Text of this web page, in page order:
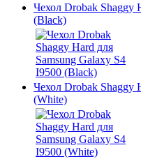
Чехол Drobak Shaggy
(Black)
Чехол Drobak Shaggy
(White)